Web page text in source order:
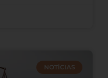
NOTÍCIAS